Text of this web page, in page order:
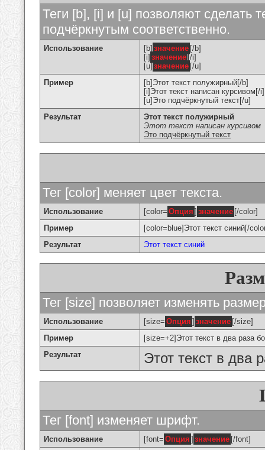
Теги [b], [i] и [u] позволяют сделать
подчёркнутым соответственно.
Использование [b] значение [/b]
[i] значение [/i]
[u] значение [/u]
Пример
[b]Этот текст полужирный[/b]
[i]Этот текст написан курсивом[/i]
[u]Это подчёркнутый текст[/u]
Результат
Этот текст полужирный
Этот текст написан курсивом
Это подчёркнутый текст
Тег [color] меняет цвет текста.
Использование [color= Опция ] значение [/color]
Пример
[color=blue]Этот текст синий[/
Результат
Этот текст синий
Тег [size] позволяет изменять
Использование [size= Опция ] значение [/size]
Пример
[size=+2]Этот текст в два раза
Результат
Этот текст в два
Тег [font] изменяет шрифт.
Использование [font= Опция ] значение [/font]